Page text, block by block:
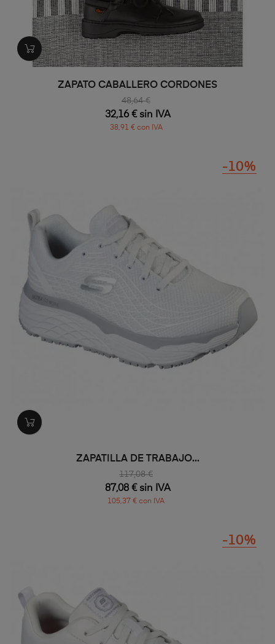
ZAPATO CABALLERO CORDONES
48,64 €
32,16 € sin IVA
38,91 € con IVA
ZAPATILLA DE TRABAJO...
117,08 €
-10%
87,08 € sin IVA
105,37 € con IVA
-10%